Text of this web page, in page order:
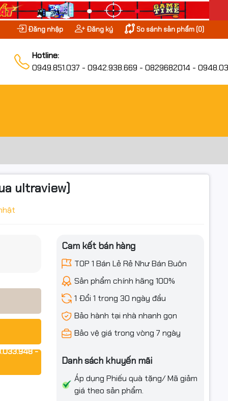
Đăng nhập Đăng ký So sánh sản phẩm (0)
Hotline:
0949.851.037 - 0942.938.669 - 0829682014 -
ultraview)
-
Cam kết bán hàng
TOP 1 Bán Lẻ Rẻ Như Bán Buôn
Sản phẩm chính hãng 100%
1 Đổi 1 trong 30 ngày đầu
Bảo hành tại nhà nhanh gọn
Bảo vệ giá trong vòng 7 ngày
Danh sách khuyến mãi
Áp dụng Phiếu quà tặng/ Mã giảm
giá theo sản phẩm.
hãng
Jack
tổ
Wifi là
mới
tiện lợi